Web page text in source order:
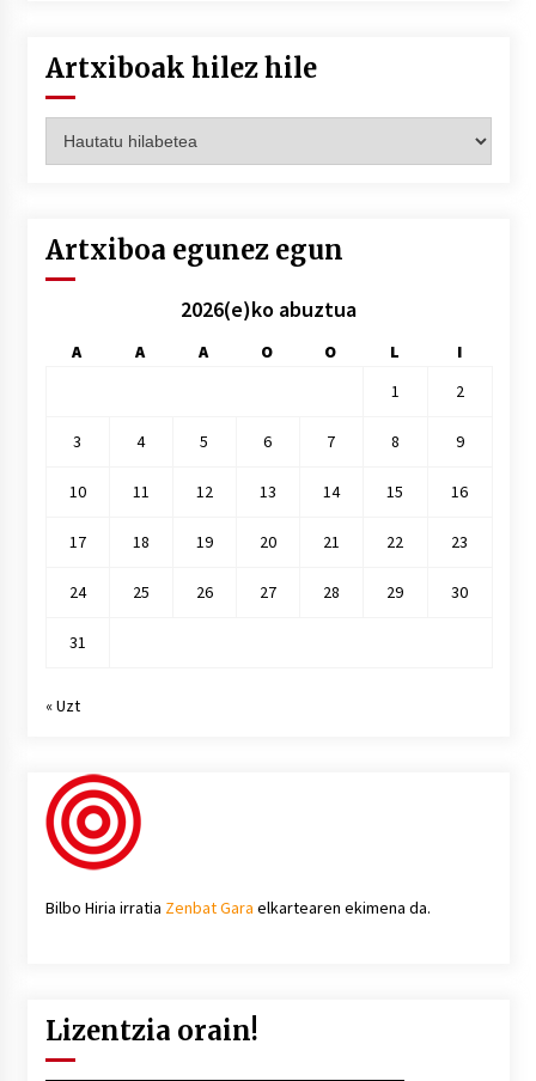
Artxiboak hilez hile
hilez
Artxiboa egunez egun
2026(e)ko abuztua
A A A O O L
I
1
2
3 4 5 6 7 8 9
10 11 12 13 14 15 16
17 18 19 20 21 22 23
24 25 26 27 28 29 30
31
« Uzt
Bilbo Hiria irratia Zenbat Gara elkartearen ekimena da.
Lizentzia orain!